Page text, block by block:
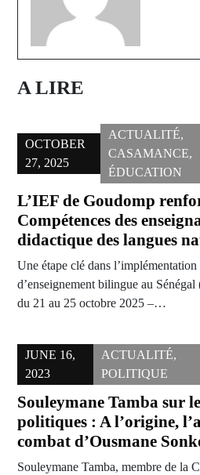
A LIRE
OCTOBER
27, 2025
ACTUALITÉ,
CASAMANCE,
ÉDUCATION
L’IEF de Goudomp
Compétences des
didactique des langues
Une étape clé dans
d’enseignement bilingue au
du 21 au 25 octobre 2025 –…
JUNE 16,
2023
ACTUALITÉ,
POLITIQUE
Souleymane Tamba sur
politiques : A l’origine,
combat d’Ousmane
Souleymane Tamba, membre de la